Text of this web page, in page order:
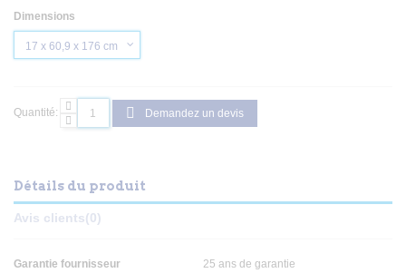
Dimensions
Quantité: Demandez un devis
Détails du produit
Avis clients(0)
Garantie fournisseur 25 ans de garantie